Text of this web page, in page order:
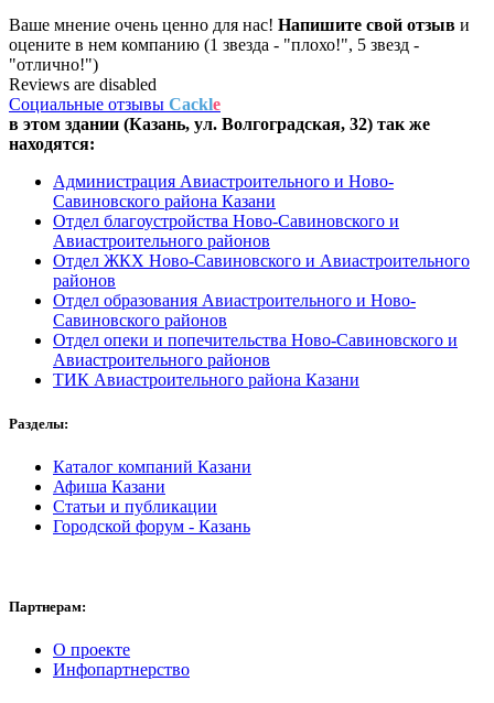
Ваше мнение очень ценно для нас! Напишите свой отзыв и
оцените в нем компанию (1 звезда - "плохо!", 5 звезд -
"отлично!")
Reviews are disabled
Социальные отзывы Cackle
в этом здании (Казань, ул. Волгоградская, 32) так же
находятся:
Администрация Авиастроительного и Ново-
Савиновского района Казани
Отдел благоустройства Ново-Савиновского и
Авиастроительного районов
Отдел ЖКХ Ново-Савиновского и Авиастроительного
районов
Отдел образования Авиастроительного и Ново-
Савиновского районов
Отдел опеки и попечительства Ново-Савиновского и
Авиастроительного районов
ТИК Авиастроительного района Казани
Разделы:
Каталог компаний Казани
Афиша Казани
Статьи и публикации
Городской форум - Казань
Партнерам:
О проекте
Инфопартнерство